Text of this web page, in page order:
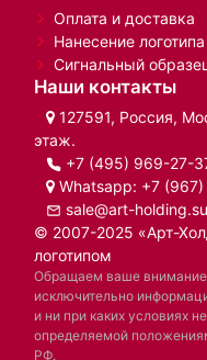
Оплата и доставка
Нанесение логотипа
Сигнальный
Наши контакты
127591, Россия,
этаж.
+7 (495) 969-27-
Whatsapp: +7
sale@art-holding.su
© 2007-2025 «Арт-
логотипом
Обращаем ваше внимание
исключительно
и ни при каких условиях
определяемой
РФ.